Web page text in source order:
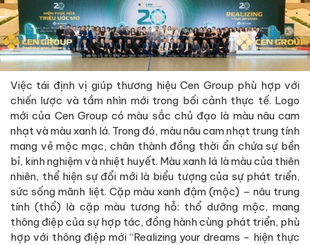
Việc tái định vị giúp thương hiệu Cen Group phù hợp với
chiến lược và tầm nhìn mới trong bối cảnh thực tế. Logo
mới của Cen Group có màu sắc chủ đạo là màu nâu cam
nhạt và màu xanh lá. Trong đó, màu nâu cam nhạt trung tính
mang vẻ mộc mạc, chân thành đồng thời ẩn chứa sự bền
bỉ, kinh nghiệm và nhiệt huyết. Màu xanh lá là màu của thiên
nhiên, thể hiện sự đổi mới là biểu tượng của sự phát triển,
sức sống mãnh liệt. Cặp màu xanh đậm (mộc) – nâu trung
tính (thổ) là cặp màu tương hỗ: thổ dưỡng mộc, mang
thông điệp của sự hợp tác, đồng hành cùng phát triển, phù
hợp với thông điệp mới “Realizing your dreams - hiện thực